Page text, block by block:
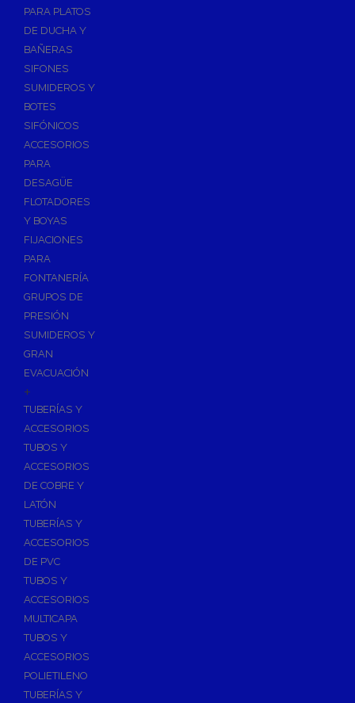
PARA PLATOS
DE DUCHA Y
BAÑERAS
SIFONES
SUMIDEROS Y
BOTES
SIFÓNICOS
ACCESORIOS
PARA
DESAGÜE
FLOTADORES
Y BOYAS
FIJACIONES
PARA
FONTANERÍA
GRUPOS DE
PRESIÓN
SUMIDEROS Y
GRAN
EVACUACIÓN
+
TUBERÍAS Y
ACCESORIOS
TUBOS Y
ACCESORIOS
DE COBRE Y
LATÓN
TUBERÍAS Y
ACCESORIOS
DE PVC
TUBOS Y
ACCESORIOS
MULTICAPA
TUBOS Y
ACCESORIOS
POLIETILENO
TUBERÍAS Y